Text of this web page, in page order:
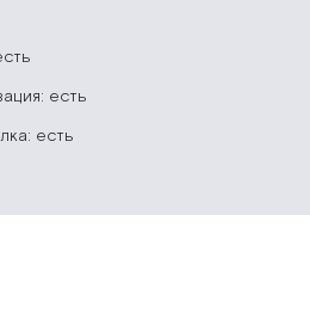
есть
есть